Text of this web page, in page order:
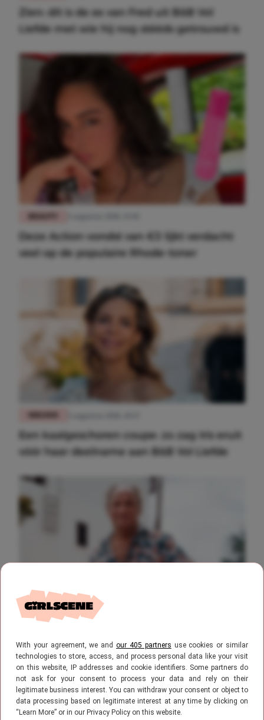
With your agreement, we andour 405 partners use cookies or similar
technologies to store, access, and process personal data like your visit
on this website, IP addresses and cookie identifiers. Some partners do
not ask for your consent to process your data and rely on their
legitimate business interest. You can withdraw your consent or object to
data processing based on legitimate interest at any time by clicking on
“Learn More” or in our Privacy Policy on this website.
Zien: dít is de ex van Fred uit B&B Vol
Liefde met wie hij nog stééds getrouwd is
BEAUTY
Deze Action-vondst van €3 lijkt verdacht
veel op de populaire Rhode-toner
Een kaalgeschoren coupe: zo zag Iris eruit
vóór haar deelname aan B&B Vol Liefde
4 augustus 2026, 10:43
was eerder te zien in dít tv-programma